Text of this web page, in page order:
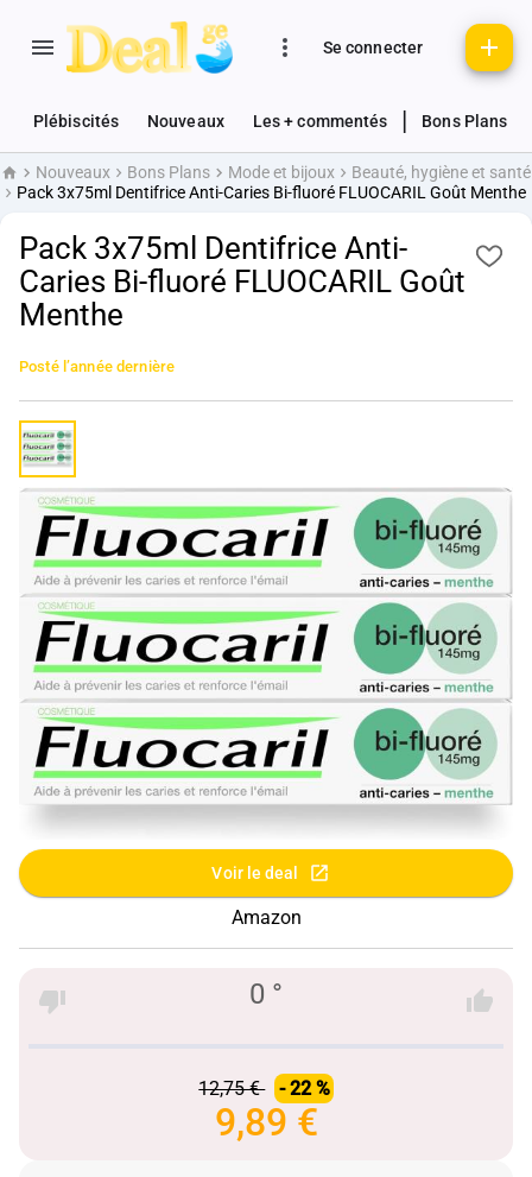
Se connecter
Plébiscités Nouveaux Les + commentés Bons Plans
AccueilNouveaux Bons Plans Mode et bijoux
Beauté, hygiène et santé
Pack 3x75ml Dentifrice Anti-Caries Bi-fluoré FLUOCARIL Goût Menthe
Pack 3x75ml Dentifrice Anti-
Caries Bi-fluoré FLUOCARIL Goût
Menthe
Posté l’année dernière
Voir le deal
Amazon
0 °
12,75 € - 22 %
9,89 €